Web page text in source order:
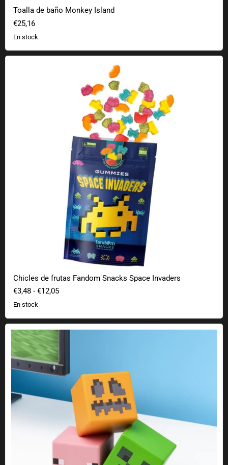
Toalla de baño Monkey Island
€25,16
En stock
Chicles de frutas Fandom Snacks Space Invaders
Chicles de frutas Fandom Snacks Space Invaders
€3,48 - €12,05
En stock
Pelota antiestrés de bloques Minecraft